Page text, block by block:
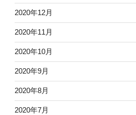
2020年12月
2020年11月
2020年10月
2020年9月
2020年8月
2020年7月